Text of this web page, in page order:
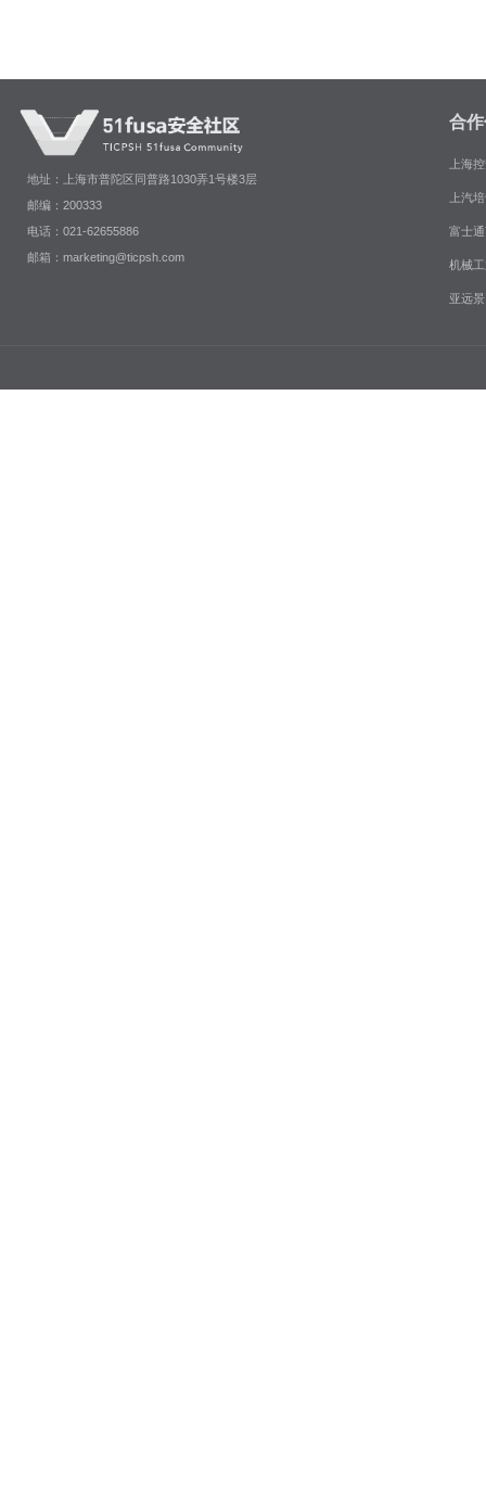
地址：上海市普陀区同普路1030弄1号楼3层
邮编：200333
电话：021-62655886
邮箱：marketing@ticpsh.com
合
上海
上汽
富士
机械
亚远景